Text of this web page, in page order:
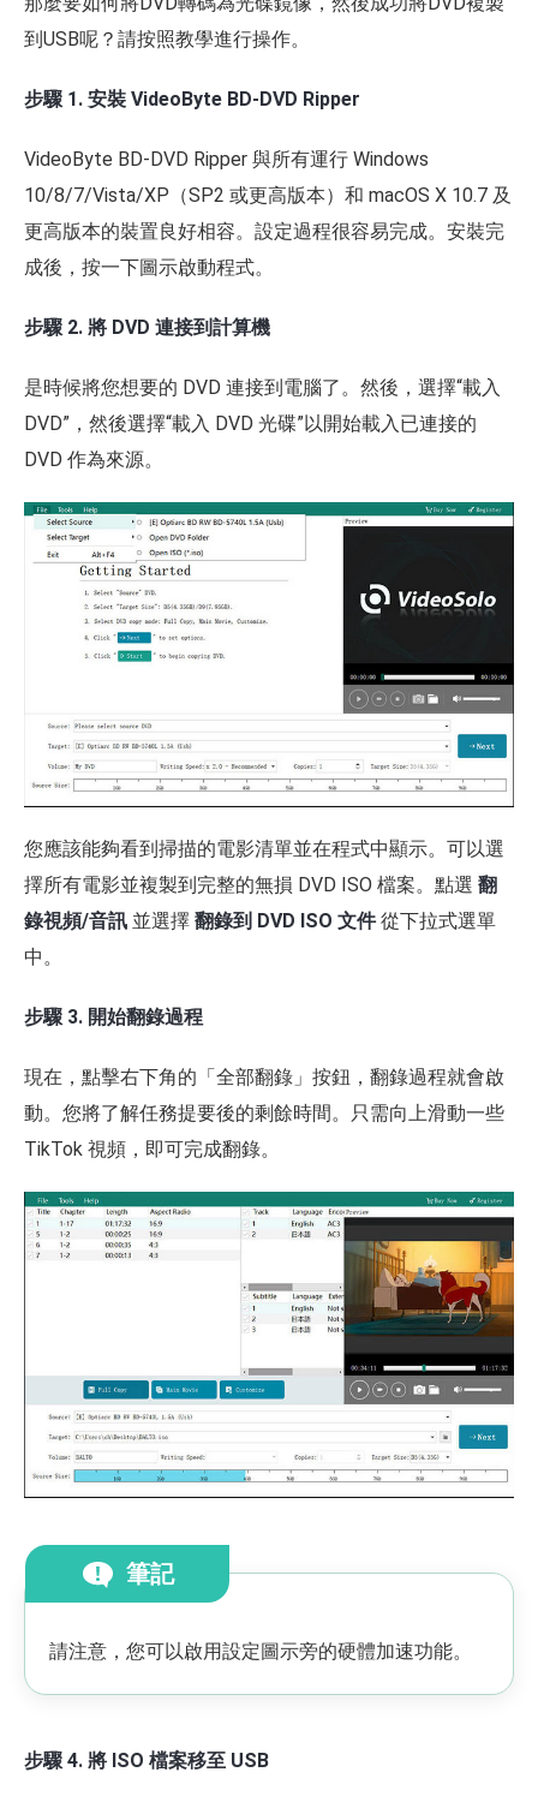
到USB呢？請按照教學進行操作。
步驟 1. 安裝 VideoByte BD-DVD Ripper
VideoByte BD-DVD Ripper 與所有運行 Windows
10/8/7/Vista/XP（SP2 或更高版本）和 macOS X 10.7 及
更高版本的裝置良好相容。設定過程很容易完成。安裝完
成後，按一下圖示啟動程式。
步驟 2. 將 DVD 連接到計算機
是時候將您想要的 DVD 連接到電腦了。然後，選擇“載入
DVD”，然後選擇“載入 DVD 光碟”以開始載入已連接的
DVD 作為來源。
您應該能夠看到掃描的電影清單並在程式中顯示。可以選
擇所有電影並複製到完整的無損 DVD ISO 檔案。點選 翻
錄視頻/音訊 並選擇 翻錄到 DVD ISO 文件從下拉式選單
中。
步驟 3. 開始翻錄過程
現在，點擊右下角的「全部翻錄」按鈕，翻錄過程就會啟
動。您將了解任務提要後的剩餘時間。只需向上滑動一些
TikTok 視頻，即可完成翻錄。
筆記
請注意，您可以啟用設定圖示旁的硬體加速功能。
步驟 4. 將 ISO 檔案移至 USB